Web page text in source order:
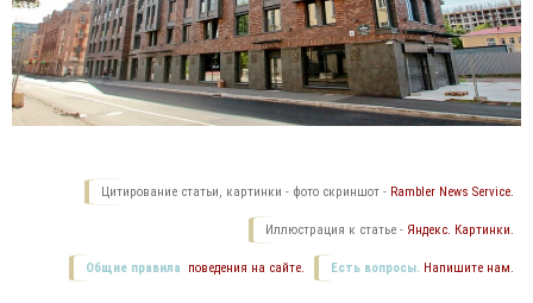
Цитирование статьи, картинки - фото скриншот - Rambler News Service.
Иллюстрация к статье - Яндекс. Картинки.
Есть вопросы. Напишите нам.
Общие правила поведения на сайте.